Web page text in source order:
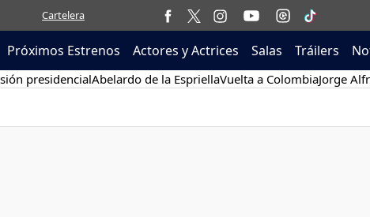
Cartelera
Próximos Estrenos Actores y Actrices Salas Tráilers
presidencialAbelardo de la EspriellaVuelta a ColombiaJorge